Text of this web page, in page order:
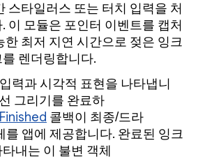
스타일러스 또는 터치 입력을 처
이 모듈은 포인터 이벤트를 캡처
한 최저 지연 시간으로 젖은 잉크
렌더링합니다.
력과 시각적 표현을 나타냅니
그리기를 완료하
콜백이 최종/드라
를 앱에 제공합니다. 완료된 잉크
내는 이 불변 객체